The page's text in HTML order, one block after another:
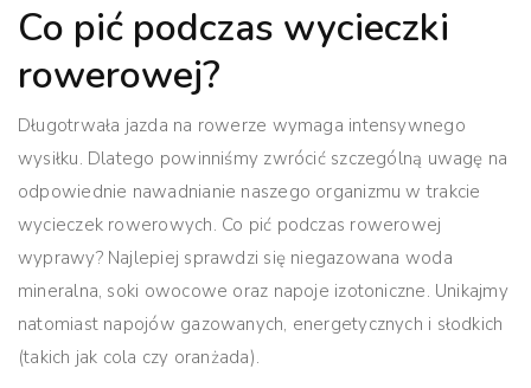
Co pić podczas wycieczki
rowerowej?
Długotrwała jazda na rowerze wymaga intensywnego
wysiłku. Dlatego powinniśmy zwrócić szczególną uwagę na
odpowiednie nawadnianie naszego organizmu w trakcie
wycieczek rowerowych. Co pić podczas rowerowej
wyprawy? Najlepiej sprawdzi się niegazowana woda
mineralna, soki owocowe oraz napoje izotoniczne. Unikajmy
natomiast napojów gazowanych, energetycznych i słodkich
(takich jak cola czy oranżada).